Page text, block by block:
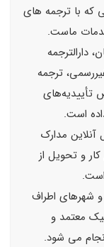
که با ترجمه های
ماست.
دارالترجمه
ترجمه
است.
مدارک
و تحویل از
شهرهای اطراف
معتمد و
می شود.